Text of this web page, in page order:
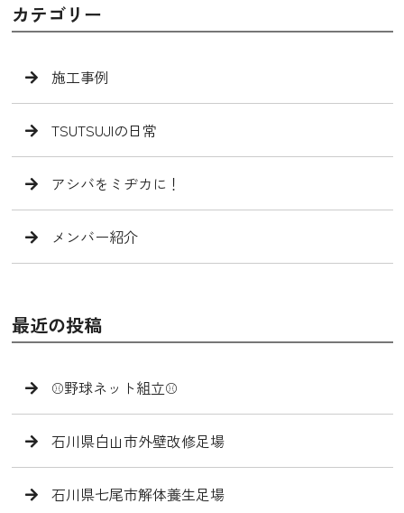
カテゴリー
施工事例
TSUTSUJIの日常
アシバをミヂカに！
メンバー紹介
最近の投稿
⚾️野球ネット組立⚾️
石川県白山市外壁改修足場
石川県七尾市解体養生足場